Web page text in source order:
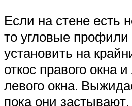
Если на стене есть
то угловые
установить на
откос правого окна
левого окна.
пока они